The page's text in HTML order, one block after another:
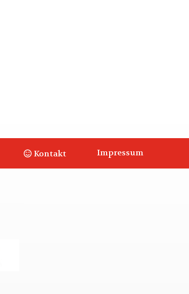
Kontakt Impressum